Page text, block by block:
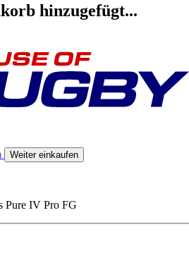
hinzugefügt...
Weiter einkaufen
Pure IV Pro FG